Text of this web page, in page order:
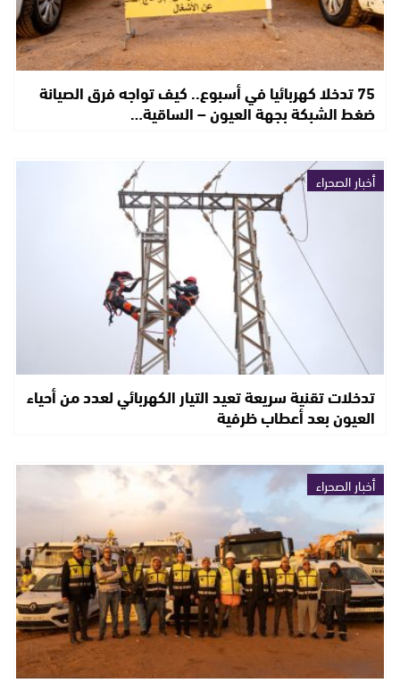
75 تدخلا كهربائيا في أسبوع.. كيف تواجه فرق الصيانة
ضغط الشبكة بجهة العيون – الساقية…
أخبار الصحراء
تدخلات تقنية سريعة تعيد التيار الكهربائي لعدد من أحياء
العيون بعد أعطاب ظرفية
أخبار الصحراء